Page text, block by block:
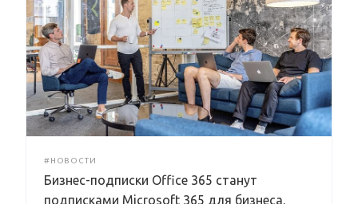
#НОВОСТИ
Бизнес-подписки Office 365 станут
подписками Microsoft 365 для бизнеса.